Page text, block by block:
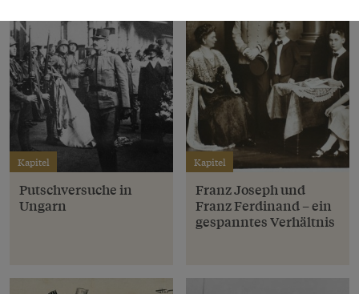
Kapitel
Putschversuche in
Ungarn
Kapitel
Franz Joseph und
Franz Ferdinand – ein
gespanntes Verhältnis